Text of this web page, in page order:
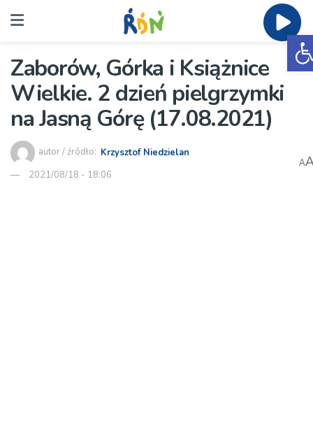
Zaborów, Górka i Książnice
Wielkie. 2 dzień pielgrzymki
na Jasną Górę (17.08.2021)
autor / źródło: Krzysztof Niedzielan
2021/08/18 - 18:06
A